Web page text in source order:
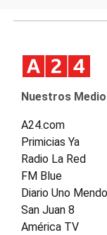
Nuestros
A24.com
Primicias Ya
Radio La Red
FM Blue
Diario Uno
San Juan 8
América TV